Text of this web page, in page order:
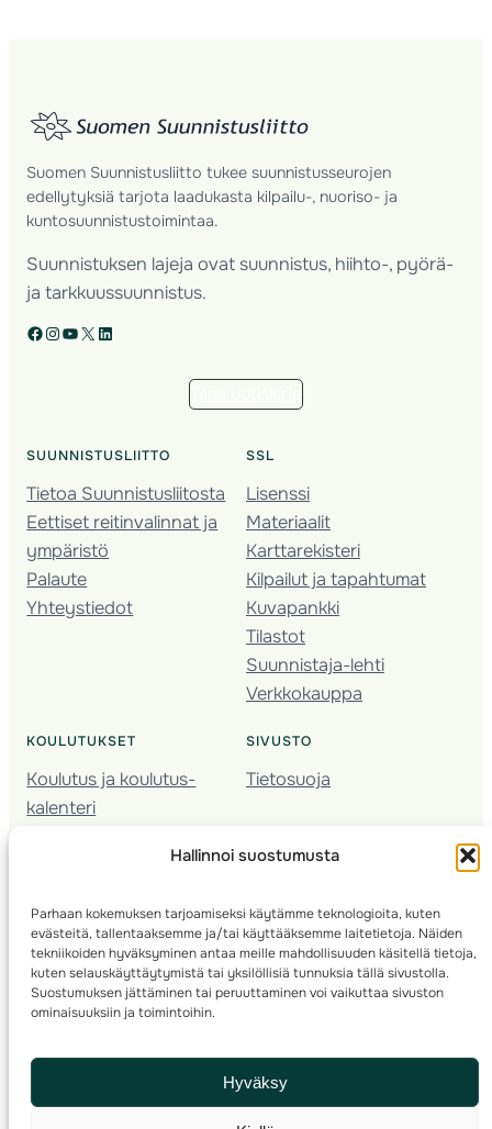
Hallinnoi suostumusta
Parhaan kokemuksen tarjoamiseksi käytämme teknologioita, kuten
evästeitä, tallentaaksemme ja/tai käyttääksemme laitetietoja. Näiden
tekniikoiden hyväksyminen antaa meille mahdollisuuden käsitellä tietoja,
kuten selauskäyttäytymistä tai yksilöllisiä tunnuksia tällä sivustolla.
Suostumuksen jättäminen tai peruuttaminen voi vaikuttaa sivuston
ominaisuuksiin ja toimintoihin.
Hyväksy
Suomen Suunnistusliitto tukee suunnistusseurojen
edellytyksiä tarjota laadukasta kilpailu-, nuoriso- ja
kuntosuunnistustoimintaa.
Suunnistuksen lajeja ovat suunnistus, hiihto-, pyörä-
ja tarkkuussuunnistus.
Facebook Instagram YouTube X LinkedIn
SUUNNISTUSLIITTO
Tietoa Suunnistusliitosta
Eettiset reitinvalinnat ja
ympäristö
Palaute
Yhteystiedot
SSL
Lisenssi
Materiaalit
Karttarekisteri
Kilpailut ja tapahtumat
Kuvapankki
Tilastot
Suunnistaja-lehti
Verkkokauppa
KOULUTUKSET
Koulutus ja koulutus­
kalenteri
Seura­kehittäminen
Kartoitus
Ratamestari
SIVUSTO
Tietosuoja
© 2025 ·Suomen Suunnistusliitto· Valimotie 10, 00380 Helsinki, Finland
info(a)suunnistusliitto.fi,Rastilipun asiat: rastilippu(a)suunnistusliitto.fi
Kilpailut ja kuntorastit – Rastilippu:::Rastilipun ohjeet